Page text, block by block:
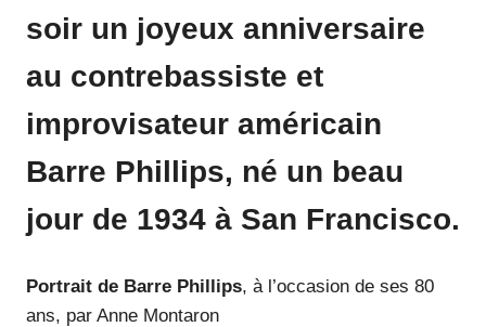
soir un joyeux anniversaire
au contrebassiste et
improvisateur américain
Barre Phillips, né un beau
jour de 1934 à San Francisco.
Portrait de Barre Phillips, à l’occasion de ses 80
ans, par Anne Montaron